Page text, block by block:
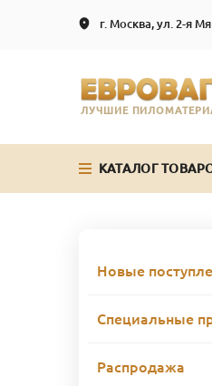
г. Москва, ул. 2-я
ЛУЧШИЕ
КАТАЛОГ
Новые
Специальные
Распродажа